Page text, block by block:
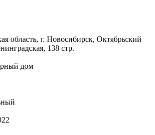
область, г. Новосибирск, Октябрьский
138 стр.
дом